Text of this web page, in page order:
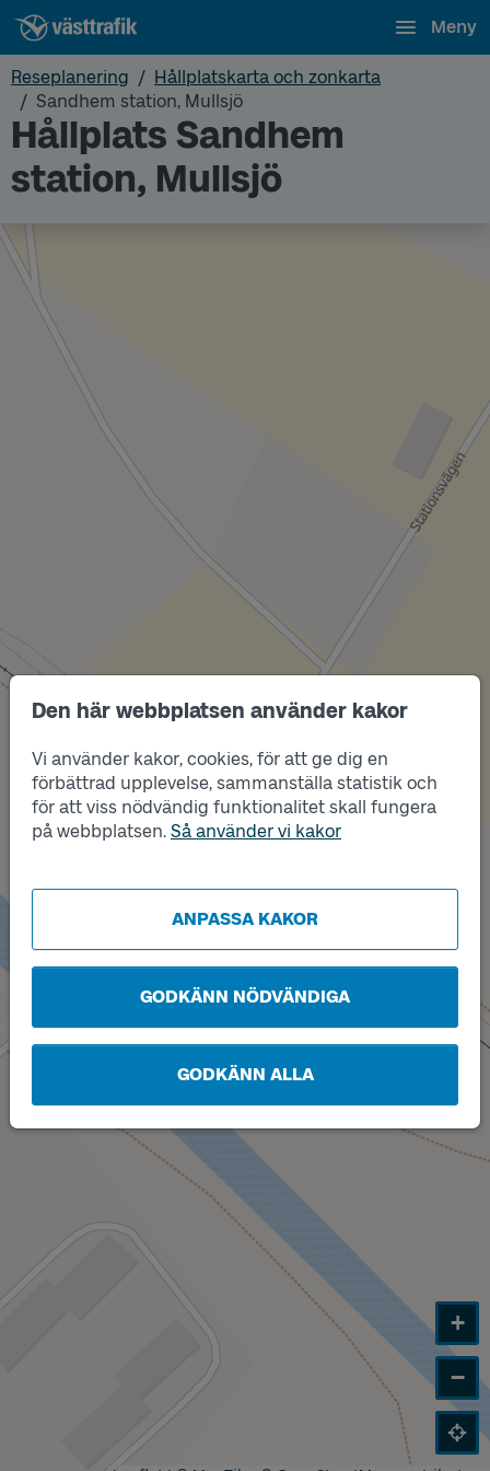
Den här webbplatsen använder kakor
Vi använder kakor, cookies, för att ge dig en
förbättrad upplevelse, sammanställa statistik och
för att viss nödvändig funktionalitet skall fungera
på webbplatsen. Så använder vi kakor
ANPASSA KAKOR
GODKÄNN NÖDVÄNDIGA
GODKÄNN ALLA
Meny
Reseplanering
Hållplatskarta och zonkarta
Sandhem station, Mullsjö
Hållplats Sandhem
station, Mullsjö
1
+
−